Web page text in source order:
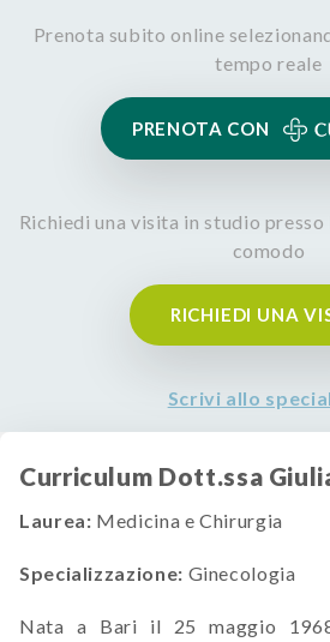
Prenota subito online
tempo reale
PRENOTA CON
Richiedi una visita in studio
comodo
RICHIEDI UNA
Scrivi allo
Curriculum Dott.ssa
Laurea: Medicina e Chirurgia
Specializzazione: Ginecologia
Nata a Bari il 25 maggio